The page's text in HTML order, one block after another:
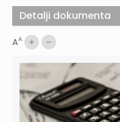
AA
Detalji dokumenta